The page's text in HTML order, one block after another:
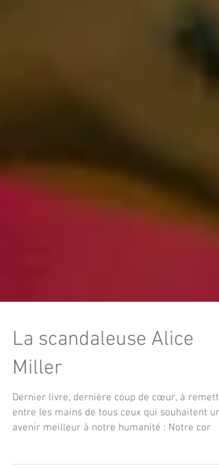
La scandaleuse Alice
Miller
Dernier livre, dernière coup de cœur, à
avenir meilleur à notre humanité : Notre cor